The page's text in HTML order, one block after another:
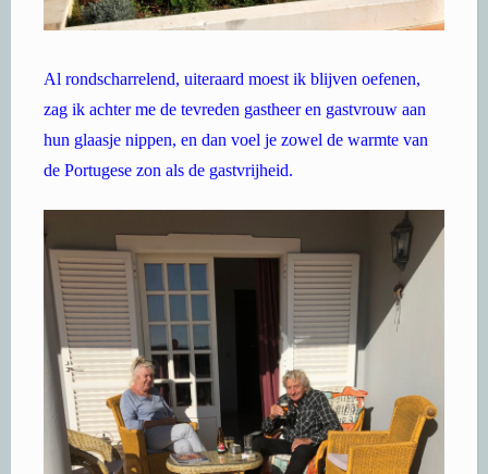
Al rondscharrelend, uiteraard moest ik blijven oefenen,
zag ik achter me de tevreden gastheer en gastvrouw aan
hun glaasje nippen, en dan voel je zowel de warmte van
de Portugese zon als de gastvrijheid.